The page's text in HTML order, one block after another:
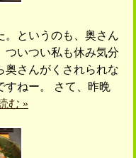
。というのも、奥さん
ついつい私も休み気分
奥さんがくされられな
すねー。 さて、昨晩
む »